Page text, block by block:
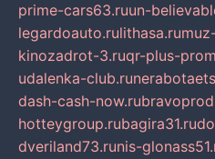
prime-cars63.ruun-
legardoauto.rulithasa.ru
kinozadrot-3.ruqr-plus-
udalenka-club.ru
dash-cash-now.ru
hotteygroup.rubagira31.ru
dveriland73.runis-